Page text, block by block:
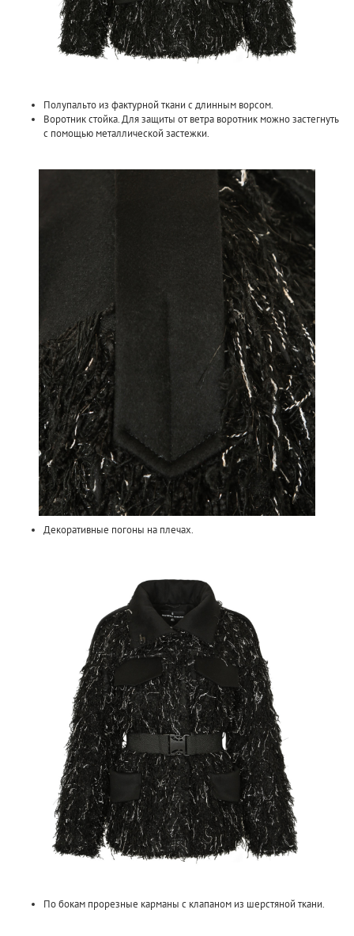
Полупальто из фактурной ткани с длинным ворсом.
Воротник стойка. Для защиты от ветра воротник можно застегнуть
с помощью металлической застежки.
Декоративные погоны на плечах.
По бокам прорезные карманы с клапаном из шерстяной ткани.